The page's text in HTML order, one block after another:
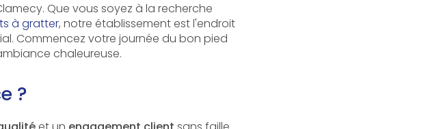
Que vous soyez à la recherche
à gratter, notre établissement est l'endroit
Commencez votre journée du bon pied
chaleureuse.
?